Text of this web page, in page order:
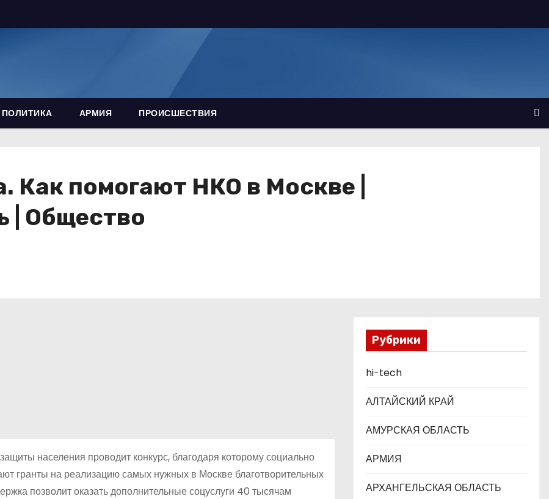
ПОЛИТИКА АРМИЯ ПРОИСШЕСТВИЯ
Как помогают НКО в Москве |
| Общество
населения проводит конкурс, благодаря которому социально
гранты на реализацию самых нужных в Москве благотворительных
позволит оказать дополнительные соцуслуги 40 тысячам
Рубрики
hi-tech
АЛТАЙСКИЙ КРАЙ
АМУРСКАЯ ОБЛАСТЬ
АРМИЯ
АРХАНГЕЛЬСКАЯ ОБЛАСТЬ